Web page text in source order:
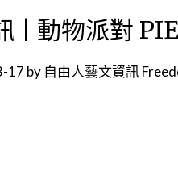
| 動物派對
17 by 自由人藝文資訊